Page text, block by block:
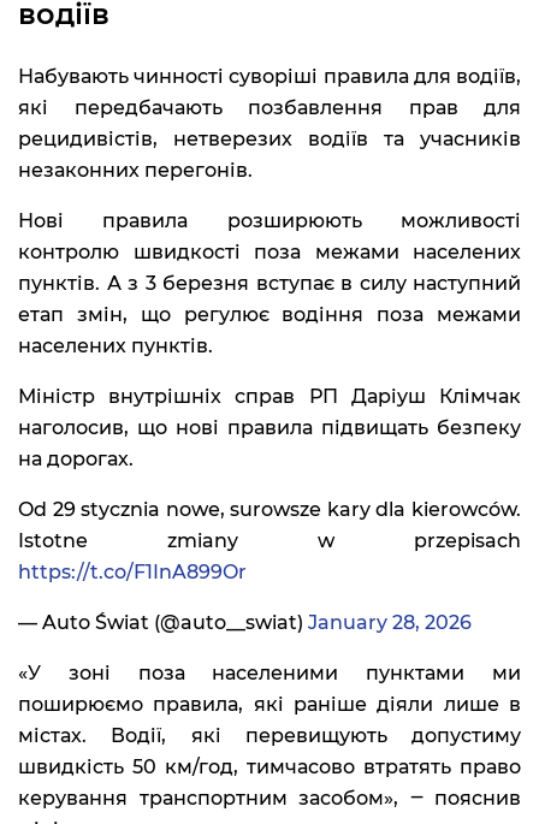
водіїв
Набувають чинності суворіші правила для водіїв,
які передбачають позбавлення прав для
рецидивістів, нетверезих водіїв та учасників
незаконних перегонів.
Нові правила розширюють можливості
контролю швидкості поза межами населених
пунктів. А з 3 березня вступає в силу наступний
етап змін, що регулює водіння поза межами
населених пунктів.
Міністр внутрішніх справ РП Даріуш Клімчак
наголосив, що нові правила підвищать безпеку
на дорогах.
Od 29 stycznia nowe, surowsze kary dla kierowców.
Istotne zmiany w przepisach
https://t.co/F1InA899Or
— Auto Świat (@auto__swiat) January 28, 2026
«У зоні поза населеними пунктами ми
поширюємо правила, які раніше діяли лише в
містах. Водії, які перевищують допустиму
швидкість 50 км/год, тимчасово втратять право
керування транспортним засобом», ‒ пояснив